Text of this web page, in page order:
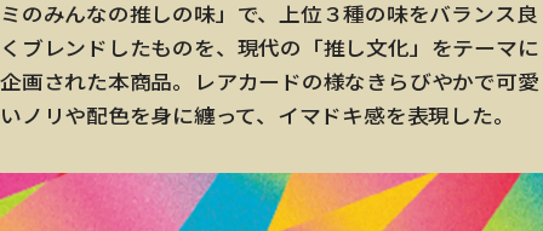
ミのみんなの推しの味」で、上位３種の味をバランス良
くブレンドしたものを、現代の「推し文化」をテーマに
企画された本商品。レアカードの様なきらびやかで可愛
いノリや配色を身に纏って、イマドキ感を表現した。